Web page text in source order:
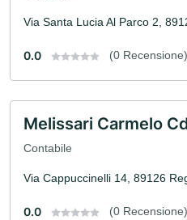
Via Santa Lucia Al Parco 2,
0.0 (0 Recensione)
Melissari Carmelo
Contabile
Via Cappuccinelli 14, 89126
0.0 (0 Recensione)